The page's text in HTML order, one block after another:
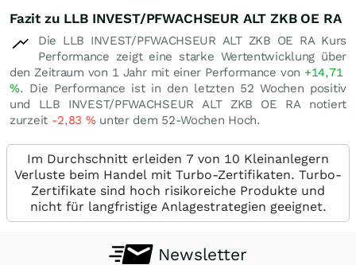
Fazit zu LLB INVEST/PFWACHSEUR ALT ZKB OE RA
Die LLB INVEST/PFWACHSEUR ALT ZKB OE RA Kurs
Performance zeigt eine starke Wertentwicklung über
den Zeitraum von 1 Jahr mit einer Performance von +14,71
%. Die Performance ist in den letzten 52 Wochen positiv
und LLB INVEST/PFWACHSEUR ALT ZKB OE RA notiert
zurzeit -2,83 %unter dem 52-Wochen Hoch.
Im Durchschnitt erleiden 7 von 10 Kleinanlegern
Verluste beim Handel mit Turbo-Zertifikaten. Turbo-
Zertifikate sind hoch risikoreiche Produkte und
nicht für langfristige Anlagestrategien geeignet.
Newsletter